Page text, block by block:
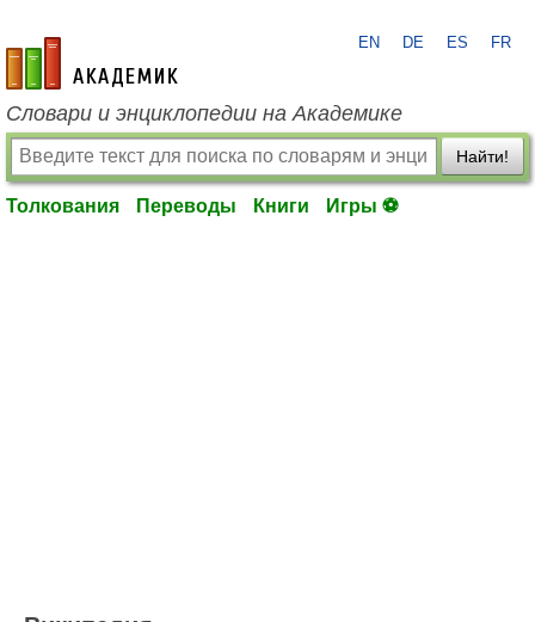
academic.ru
EN DE ES FR
Словари и энциклопедии на Академике
Найти!
Толкования Переводы Книги Игры ⚽